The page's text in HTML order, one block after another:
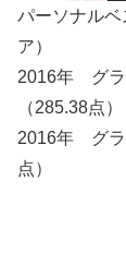
パーソナルベ
ア）
2016年 グ
（285.38点）
2016年 グ
点）